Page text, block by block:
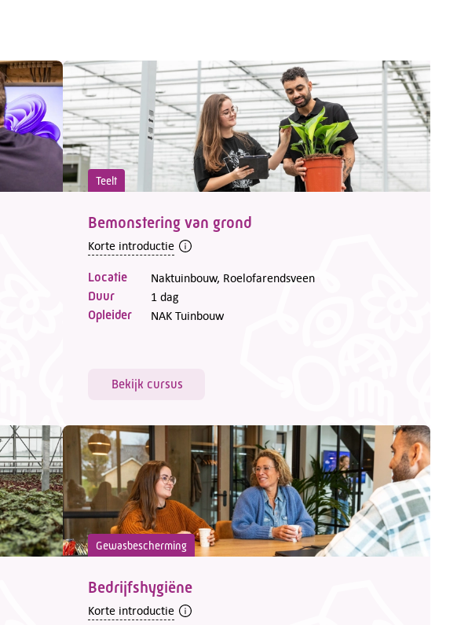
Teelt
Bemonstering van grond
Korte introductie
Locatie Naktuinbouw, Roelofarendsveen
Duur 1 dag
Opleider NAK Tuinbouw
Bekijk cursus
Gewasbescherming
Bedrijfshygiëne
Korte introductie